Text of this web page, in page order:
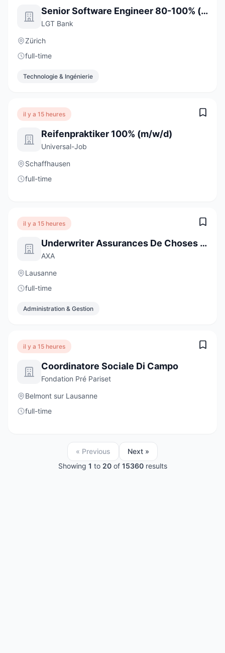
Senior Software Engineer 80-100% (w/m/d)
LGT Bank
Zürich
full-time
Technologie & Ingénierie
il y a 15 heures
Reifenpraktiker 100% (m/w/d)
Universal-Job
Schaffhausen
full-time
il y a 15 heures
Underwriter Assurances De Choses - Clientèle Privée, 50-60%
AXA
Lausanne
full-time
Administration & Gestion
il y a 15 heures
Coordinatore Sociale Di Campo
Fondation Pré Pariset
Belmont sur Lausanne
full-time
« Previous
Next »
Showing 1 to 20of 15360results